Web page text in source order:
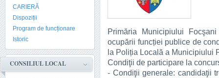
CARIERĂ
Dispoziții
Program de funcționare
Istoric
CONSILIUL LOCAL
Primăria Municipiului
ocupării funcției publice de
la Poliția Locală a Municipiului
Condiţii de participare la
- Condiţii generale: candidaţii